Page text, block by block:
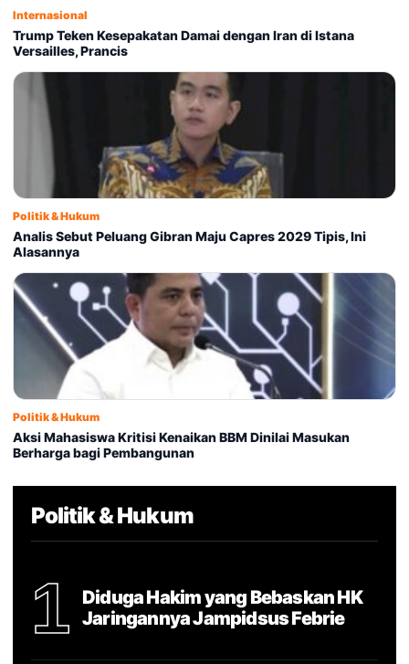
Internasional
Trump Teken Kesepakatan Damai dengan Iran di Istana
Versailles, Prancis
Politik & Hukum
Analis Sebut Peluang Gibran Maju Capres 2029 Tipis, Ini
Alasannya
Politik & Hukum
Aksi Mahasiswa Kritisi Kenaikan BBM Dinilai Masukan
Berharga bagi Pembangunan
Politik & Hukum
1
Diduga Hakim yang Bebaskan HK
Jaringannya Jampidsus Febrie